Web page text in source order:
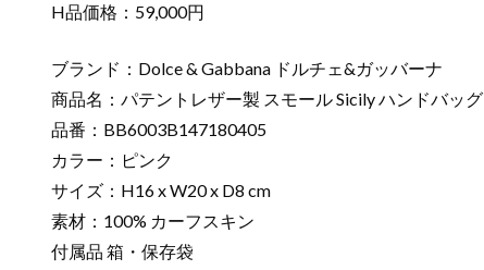
H品価格：59,000円
ブランド：Dolce & Gabbana ドルチェ&ガッバーナ
商品名：パテントレザー製 スモール Sicily ハンドバッグ
品番：BB6003B147180405
カラー：ピンク
サイズ：H16 x W20 x D8 cm
素材：100% カーフスキン
付属品 箱・保存袋